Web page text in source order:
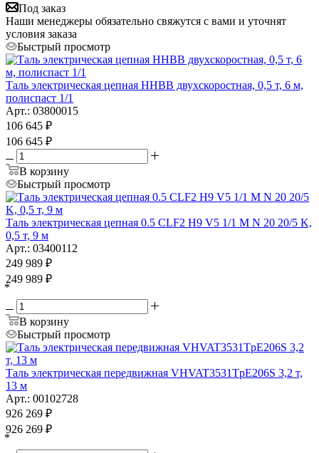
Под заказ
Наши менеджеры обязательно свяжутся с вами и уточнят
условия заказа
Быстрый просмотр
Таль электрическая цепная HHBB двухскоростная, 0,5 т, 6 м,
полиспаст 1/1
Арт.: 03800015
106 645 ₽
106 645 ₽
В корзину
Быстрый просмотр
Таль электрическая цепная 0.5 CLF2 H9 V5 1/1 M N 20 20/5 K,
0,5 т, 9 м
Арт.: 03400112
249 989 ₽
249 989 ₽
*
В корзину
Быстрый просмотр
Таль электрическая передвижная VHVAT3531TpE206S 3,2 т,
13 м
Арт.: 00102728
926 269 ₽
926 269 ₽
*